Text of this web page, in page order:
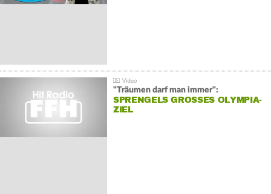
"Träumen darf man immer":
SPRENGELS GROSSES OLYMPIA-Z
IEL